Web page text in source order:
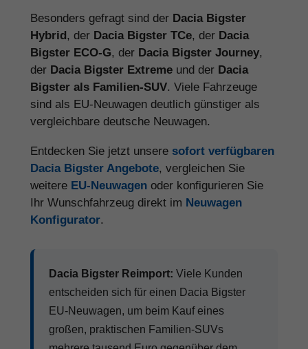
Besonders gefragt sind der Dacia Bigster
Hybrid, der Dacia Bigster TCe, der Dacia
Bigster ECO-G, der Dacia Bigster Journey,
der Dacia Bigster Extreme und der Dacia
Bigster als Familien-SUV. Viele Fahrzeuge
sind als EU-Neuwagen deutlich günstiger als
vergleichbare deutsche Neuwagen.
Entdecken Sie jetzt unsere sofort verfügbaren
Dacia Bigster Angebote, vergleichen Sie
weitere EU-Neuwagen oder konfigurieren Sie
Ihr Wunschfahrzeug direkt im Neuwagen
Konfigurator.
Dacia Bigster Reimport: Viele Kunden
entscheiden sich für einen Dacia Bigster
EU-Neuwagen, um beim Kauf eines
großen, praktischen Familien-SUVs